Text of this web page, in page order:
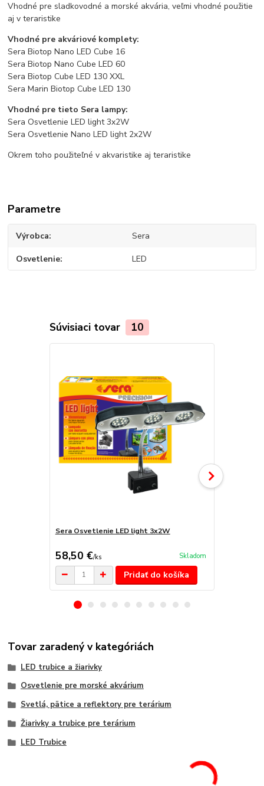
Vhodné pre sladkovodné a morské akvária, veľmi vhodné použitie
aj v teraristike
Vhodné pre akváriové komplety:
Sera Biotop Nano LED Cube 16
Sera Biotop Nano Cube LED 60
Sera Biotop Cube LED 130 XXL
Sera Marin Biotop Cube LED 130
Vhodné pre tieto Sera lampy:
Sera Osvetlenie LED light 3x2W
Sera Osvetlenie Nano LED light 2x2W
Okrem toho použiteľné v akvaristike aj teraristike
Parametre
Výrobca Sera
Osvetlenie LED
Súvisiaci tovar 10
Sera Osvetlenie LED light 3x2W
58,50 €/ks Skladom
Pridať do košíka
Tovar zaradený v kategóriách
LED trubice a žiarivky
Osvetlenie pre morské akvárium
Svetlá, pätice a reflektory pre terárium
Žiarivky a trubice pre terárium
LED Trubice